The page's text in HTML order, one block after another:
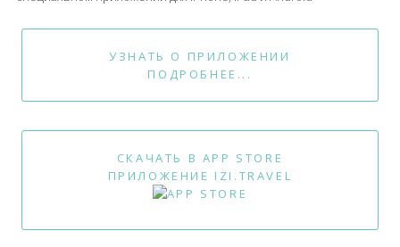
УЗНАТЬ О ПРИЛОЖЕНИИ
ПОДРОБНЕЕ...
СКАЧАТЬ В APP STORE
ПРИЛОЖЕНИЕ IZI.TRAVEL